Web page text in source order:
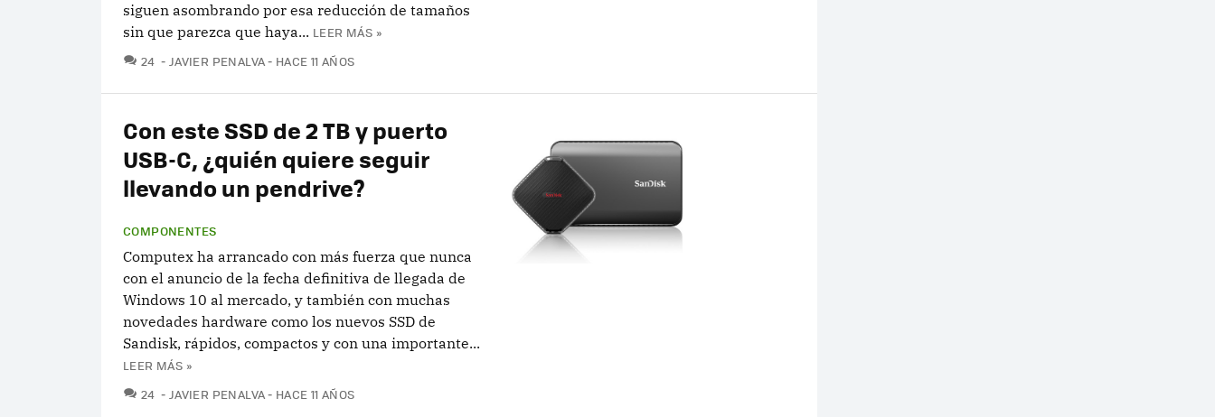
siguen asombrando por esa reducción de tamaños
sin que parezca que haya... LEER MÁS »
24 COMENTARIOS
JAVIER PENALVA HACE 11 AÑOS
Con este SSD de 2 TB y puerto
USB-C, ¿quién quiere seguir
llevando un pendrive?
COMPONENTES
Computex ha arrancado con más fuerza que nunca
con el anuncio de la fecha definitiva de llegada de
Windows 10 al mercado, y también con muchas
novedades hardware como los nuevos SSD de
Sandisk, rápidos, compactos y con una importante...
LEER MÁS »
24 COMENTARIOS
JAVIER PENALVA HACE 11 AÑOS